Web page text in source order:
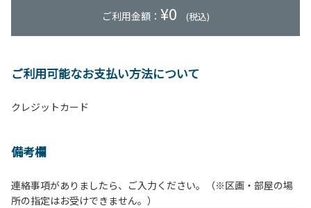
ご利用金額： ¥0 (税込)
ご利用可能なお支払い方法について
クレジットカード
備考欄
連絡事項がありましたら、ご入力ください。（※区画・部屋の場
所の指定はお受けできません。）